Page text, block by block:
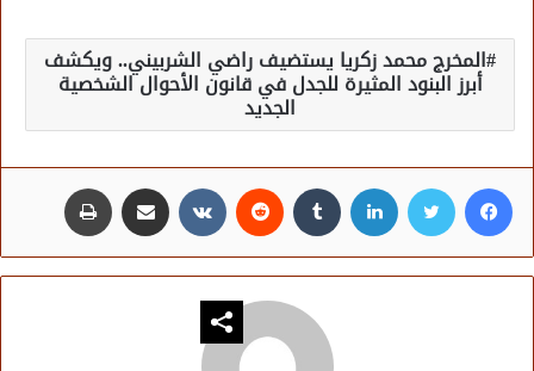
المخرج محمد زكريا يستضيف راضي الشربيني.. ويكشف
أبرز البنود المثيرة للجدل في قانون الأحوال الشخصية
الجديد
فيسبوك تويتر لينكدإن مشاركة عبر البريد